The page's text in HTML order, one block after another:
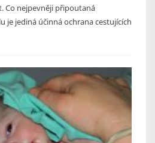
Co nejpevněji připoutaná
je jediná účinná ochrana cestujících